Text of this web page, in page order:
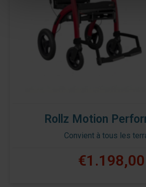
Rollz Motion
Convient à tous les
€1.198,00